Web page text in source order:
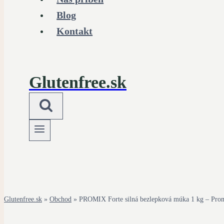
Blog
Kontakt
Glutenfree.sk
Glutenfree.sk » Obchod » PROMIX Forte silná bezlepková múka 1 kg –